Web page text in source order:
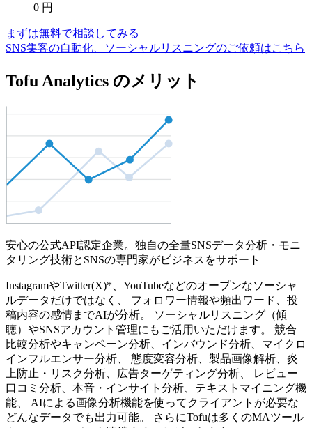
0 円
まずは無料で相談してみる
SNS集客の自動化、ソーシャルリスニングのご依頼はこちら
Tofu Analytics のメリット
安心の公式API認定企業。独自の全量SNSデータ分析・モニ
タリング技術とSNSの専門家がビジネスをサポート
InstagramやTwitter(X)*、YouTubeなどのオープンなソーシャ
ルデータだけではなく、 フォロワー情報や頻出ワード、投
稿内容の感情までAIが分析。 ソーシャルリスニング（傾
聴）やSNSアカウント管理にもご活用いただけます。 競合
比較分析やキャンペーン分析、インバウンド分析、マイクロ
インフルエンサー分析、 態度変容分析、製品画像解析、炎
上防止・リスク分析、広告ターゲティング分析、 レビュー
口コミ分析、本音・インサイト分析、テキストマイニング機
能、 AIによる画像分析機能を使ってクライアントが必要な
どんなデータでも出力可能。 さらにTofuは多くのMAツール